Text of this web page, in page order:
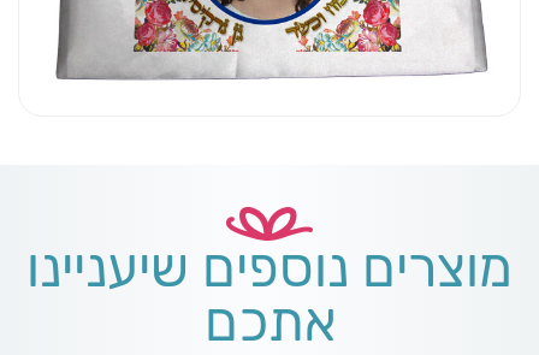
מוצרים נוספים שיעניינו
אתכם